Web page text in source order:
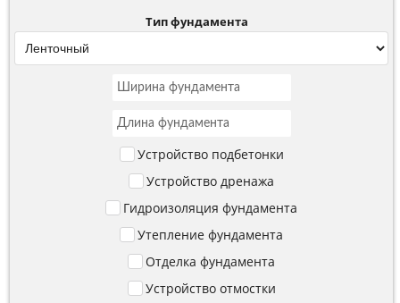
Тип фундамента
Устройство подбетонки
Устройство дренажа
Гидроизоляция фундамента
Утепление фундамента
Отделка фундамента
Устройство отмостки